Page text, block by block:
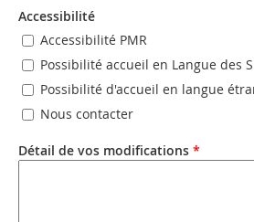
Accessibilité
Accessibilité PMR
Possibilité accueil en Langue des
Possibilité d'accueil en langue
Nous contacter
Détail de vos modifications *